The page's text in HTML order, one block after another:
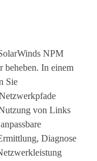
NPM
beheben. In einem
Sie
von Links
Diagnose